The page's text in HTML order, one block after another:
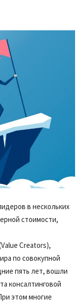
в нескольких
стоимости,
Creators),
по совокупной
пять лет, вошли
консалтинговой
этом многие